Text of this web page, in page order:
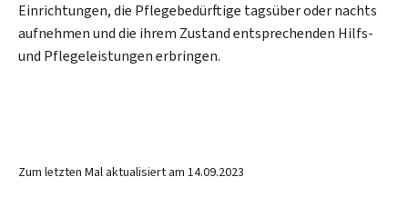
Einrichtungen, die Pflegebedürftige tagsüber oder nachts
aufnehmen und die ihrem Zustand entsprechenden Hilfs-
und Pflegeleistungen erbringen.
Zum letzten Mal aktualisiert am 14.09.2023